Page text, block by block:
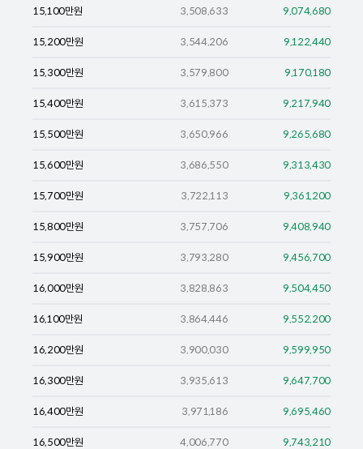
15,100만원 3,508,633 9,074,680
15,200만원 3,544,206 9,122,440
15,300만원 3,579,800 9,170,180
15,400만원 3,615,373 9,217,940
15,500만원 3,650,966 9,265,680
15,600만원 3,686,550 9,313,430
15,700만원 3,722,113 9,361,200
15,800만원 3,757,706 9,408,940
15,900만원 3,793,280 9,456,700
16,000만원 3,828,863 9,504,450
16,100만원 3,864,446 9,552,200
16,200만원 3,900,030 9,599,950
16,300만원 3,935,613 9,647,700
16,400만원 3,971,186 9,695,460
16,500만원 4,006,770 9,743,210